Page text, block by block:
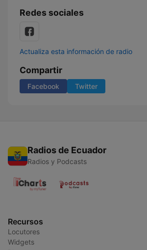
Redes sociales
Actualiza esta información de radio
Compartir
Facebook Twitter
Radios de Ecuador
Radios y Podcasts
Recursos
Locutores
Widgets